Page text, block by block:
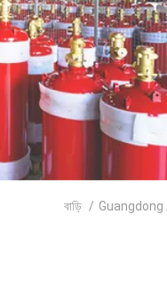
বাড়ি / Guangdong